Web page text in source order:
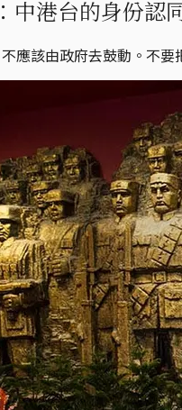
中港台的身份認
應該由政府去鼓動。不